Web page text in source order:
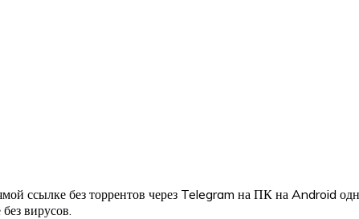
ссылке без торрентов через Telegram на ПК на Android
вирусов.